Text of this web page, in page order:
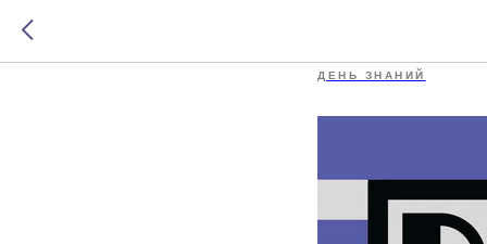
Всё из-
ДЕНЬ ЗНАНИЙ